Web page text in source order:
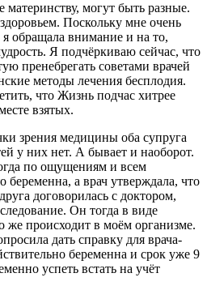
могут быть разные.
Поскольку мне очень
я обращала внимание и на то,
Я подчёркиваю сейчас, что
пренебрегать советами врачей
методы лечения бесплодия.
что Жизнь подчас хитрее
взятых.
зрения медицины оба супруга
у них нет. А бывает и наоборот.
по ощущениям и всем
беременна, а врач утверждала, что
договорилась с доктором,
Он тогда в виде
же происходит в моём организме.
дать справку для врача-
беременна и срок уже 9
успеть встать на учёт